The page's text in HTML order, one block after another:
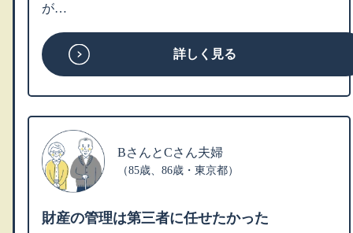
が…
詳しく見る
BさんとCさん夫婦
（85歳、86歳・東京都）
財産の管理は第三者に任せたかった